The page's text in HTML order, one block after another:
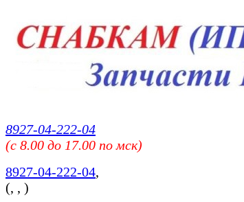
8927-04-222-04
(c 8.00 до 17.00 по мск)
8927-04-222-04,
(, , )